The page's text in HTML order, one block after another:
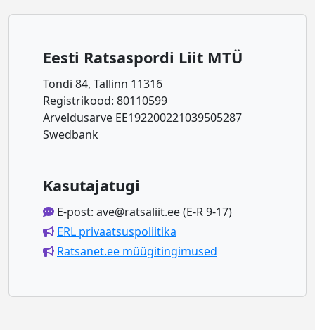
Eesti Ratsaspordi Liit MTÜ
Tondi 84, Tallinn 11316
Registrikood: 80110599
Arveldusarve EE192200221039505287
Swedbank
Kasutajatugi
E-post: ave@ratsaliit.ee (E-R 9-17)
ERL privaatsuspoliitika
Ratsanet.ee müügitingimused